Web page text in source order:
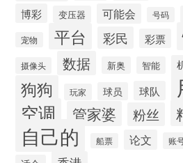
博彩 变压器 可能会 号码
宠物 平台 彩民 彩票
摄像头 数据 新奥 智能
狗狗 玩家 球员 球队
空调 管家婆 粉丝
自己的 船票 论文 账